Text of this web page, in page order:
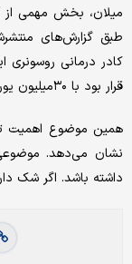
میلان، بخش مهمی از
طبق گزارش‌های
کادر درمانی روسونری
قرار بود با ۳۰‌میلیون یورو انجام شود، منتفی شود.
همین موضوع اهمیت
نشان می‌دهد.
داشته باشد. اگر شک